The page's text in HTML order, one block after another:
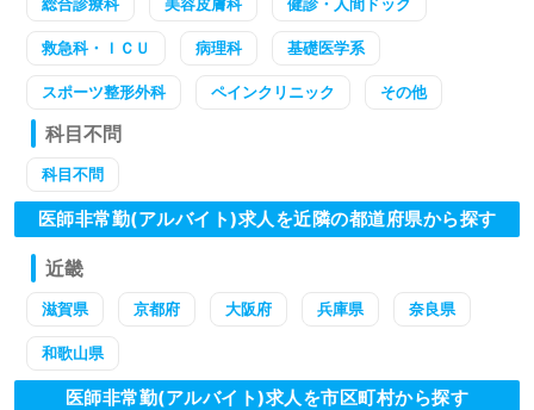
救急科・ＩＣＵ 病理科 基礎医学系
スポーツ整形外科 ペインクリニック その他
科目不問
科目不問
医師非常勤(アルバイト)求人を近隣の都道府県から探す
近畿
滋賀県 京都府 大阪府 兵庫県 奈良県
和歌山県
医師非常勤(アルバイト)求人を市区町村から探す